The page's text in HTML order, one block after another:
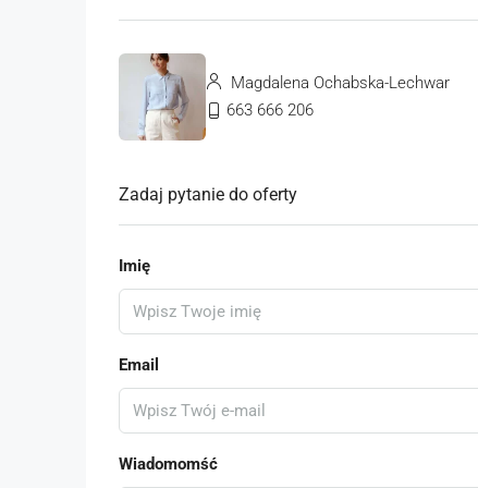
Magdalena Ochabska-Lechwar
663 666 206
Zadaj pytanie do oferty
Imię
Email
Wiadomomść